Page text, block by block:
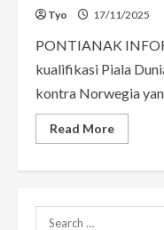
Tyo 17/11/2025
PONTIANAK
kualifikasi Piala
kontra Norwegia
Read MoreRead
more
Search